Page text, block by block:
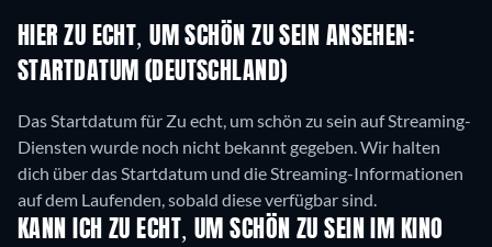
HIER ZU ECHT, UM SCHÖN ZU SEIN ANSEHEN:
STARTDATUM (DEUTSCHLAND)
Das Startdatum für Zu echt, um schön zu sein auf Streaming-
Diensten wurde noch nicht bekannt gegeben. Wir halten
dich über das Startdatum und die Streaming-Informationen
auf dem Laufenden, sobald diese verfügbar sind.
KANN ICH ZU ECHT, UM SCHÖN ZU SEIN IM KINO